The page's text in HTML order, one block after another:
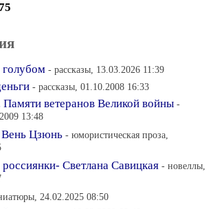
голубом - рассказы, 13.03.2026 11:39
- рассказы, 01.10.2008 16:33
ветеранов Великой войны -
13:48
Цзюнь - юмористическая проза,
Светлана Савицкая - новеллы,
24.02.2025 08:50